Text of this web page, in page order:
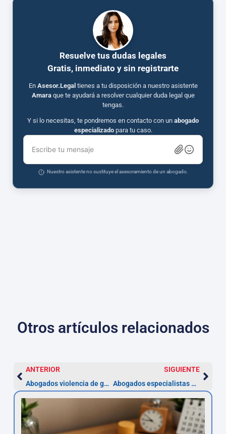
Resuelve tus dudas legales
Gratis, inmediato y sin registrarte
En Asesor.Legal tienes a tu disposición a nuestro asistente
Amaraque te ayudará a resolver cualquier duda legal que
tengas.
Y si lo necesitas, te pondremos en contacto con un abogado
especializadopara tu caso.
Escribe tu mensaje
Nuestro asistente no sustituye el asesoramiento de un abogado.
Otros artículos relacionados
ANTERIOR
Abogados violencia de género en Córdoba
SIGUIENTE
Abogados especialistas en hipotecas en Córdoba